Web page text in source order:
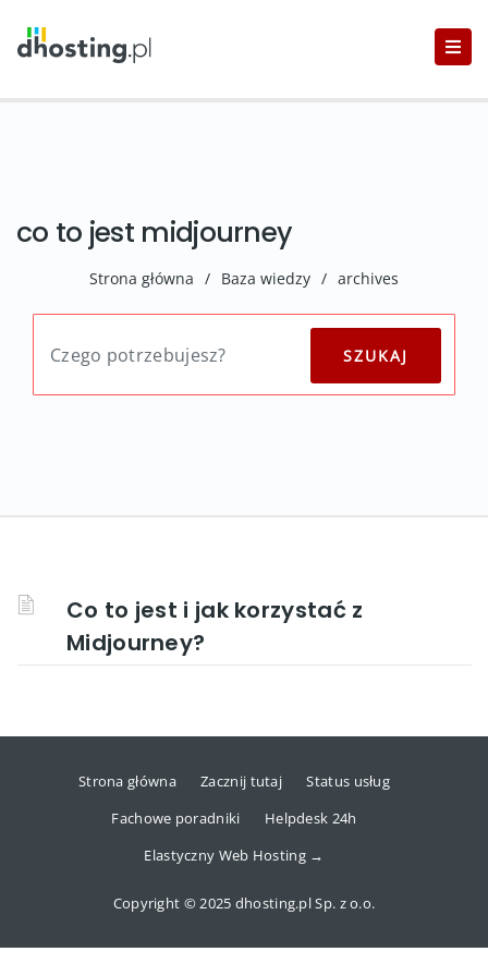
co to jest midjourney
Strona główna / Baza wiedzy / archives
Co to jest i jak korzystać z
Midjourney?
Strona główna Zacznij tutaj
Status usług
Fachowe poradniki
Helpdesk 24h
Elastyczny Web Hosting →
Copyright © 2025 dhosting.pl Sp. z o.o.